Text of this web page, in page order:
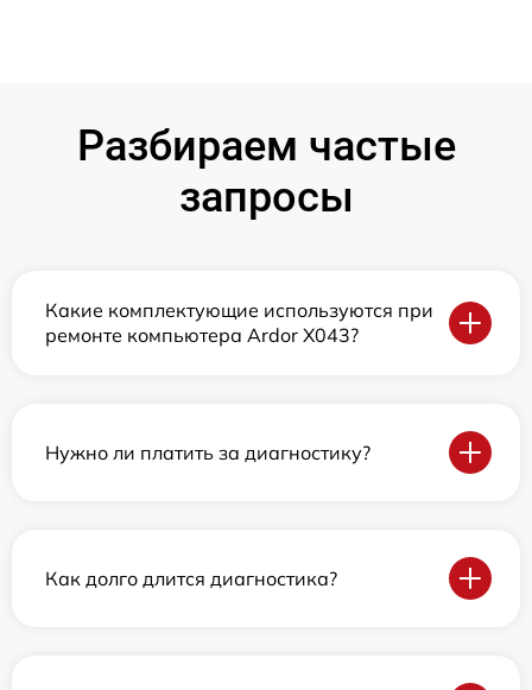
Разбираем частые
запросы
Какие комплектующие используются при
ремонте компьютера Ardor X043?
Нужно ли платить за диагностику?
Как долго длится диагностика?